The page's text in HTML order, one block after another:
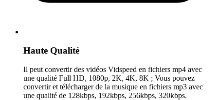
Haute Qualité
Il peut convertir des vidéos Vidspeed en fichiers mp4 avec
une qualité Full HD, 1080p, 2K, 4K, 8K ; Vous pouvez
convertir et télécharger de la musique en fichiers mp3 avec
une qualité de 128kbps, 192kbps, 256kbps, 320kbps.